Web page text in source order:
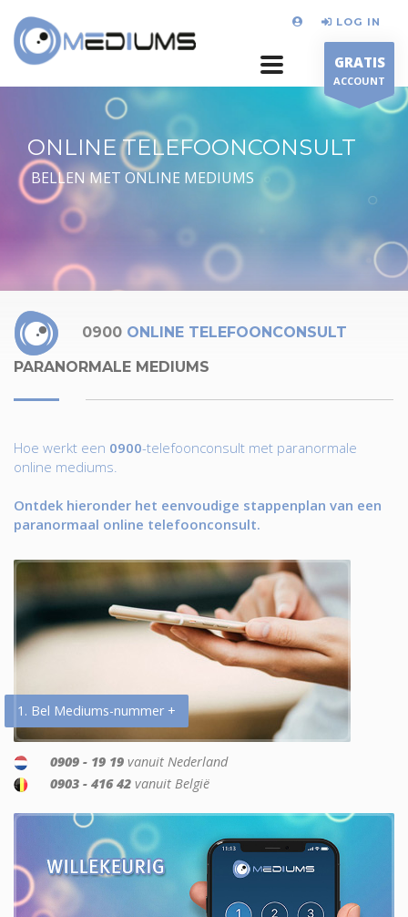
LOG IN
GRATIS
ACCOUNT
ONLINE TELEFOONCONSULT
BELLEN MET ONLINE MEDIUMS
0900 ONLINE TELEFOONCONSULT
PARANORMALE MEDIUMS
Hoe werkt een 0900-telefoonconsult met paranormale
online mediums.
Ontdek hieronder het eenvoudige stappenplan van een
paranormaal online telefoonconsult.
1. Bel Mediums-nummer +
0909 - 19 19 vanuit Nederland
0903 - 416 42 vanuit België